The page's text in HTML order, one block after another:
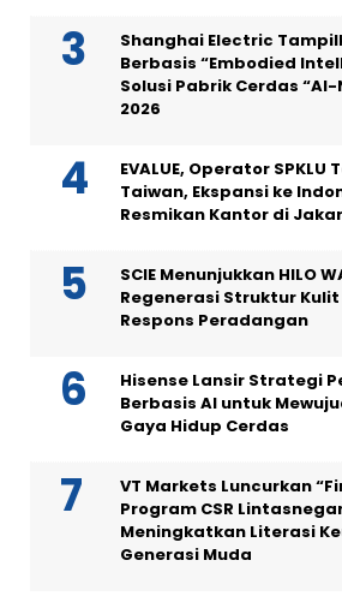
Shanghai Electric
Berbasis “Embodied
Solusi Pabrik Cerdas
2026
EVALUE, Operator SPKLU
Taiwan, Ekspansi ke
Resmikan Kantor di
SCIE Menunjukkan HILO
Regenerasi Struktur
Respons Peradangan
Hisense Lansir Strategi
Berbasis AI untuk
Gaya Hidup Cerdas
VT Markets Luncurkan
Program CSR
Meningkatkan Literasi
Generasi Muda